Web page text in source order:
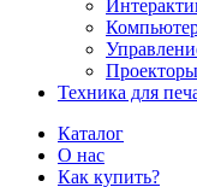
Проекторы
Техника для
Каталог
О нас
Как купить?